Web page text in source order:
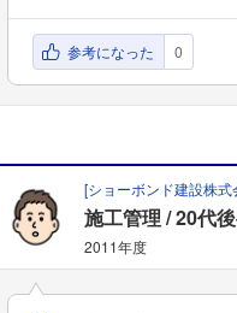
参考になった 0
[ショーボンド建設株式
施工管理 20代
2011年度